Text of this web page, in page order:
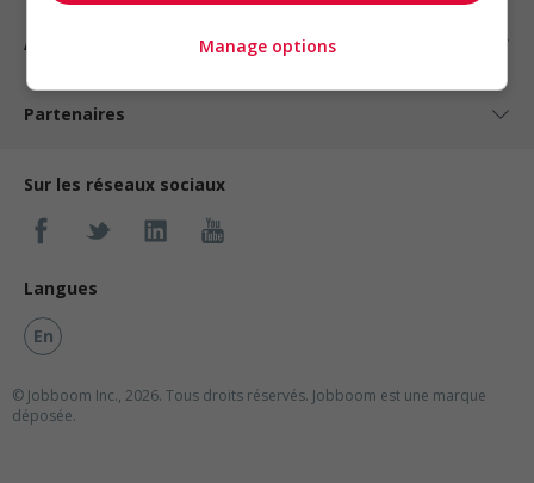
À propos
Partenaires
Sur les réseaux sociaux
Langues
En
© Jobboom Inc., 2026. Tous droits réservés. Jobboom est une marque
déposée.
Manage options